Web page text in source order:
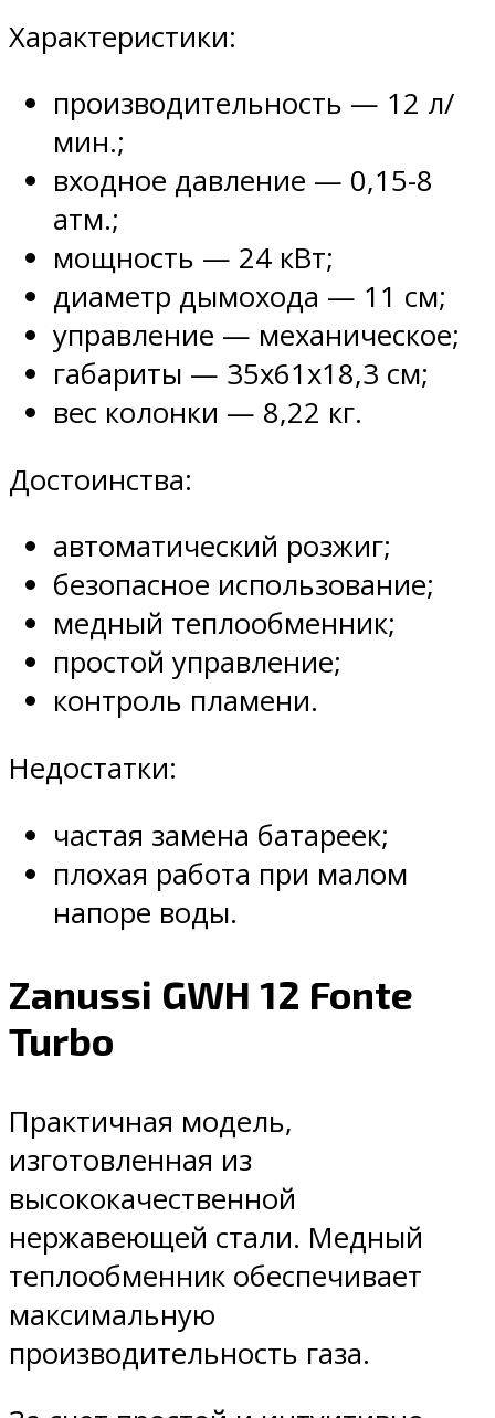
Характеристики:
производительность — 12 л/
мин.;
входное давление — 0,15-8
атм.;
мощность — 24 кВт;
диаметр дымохода — 11 см;
управление — механическое;
габариты — 35х61х18,3 см;
вес колонки — 8,22 кг.
Достоинства:
автоматический розжиг;
безопасное использование;
медный теплообменник;
простой управление;
контроль пламени.
Недостатки:
частая замена батареек;
плохая работа при малом
напоре воды.
Zanussi GWH 12 Fonte
Turbo
Практичная модель,
изготовленная из
высококачественной
нержавеющей стали. Медный
теплообменник обеспечивает
максимальную
производительность газа.